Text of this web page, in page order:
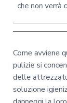
che non verrà
Come avviene
pulizie si
delle
soluzione